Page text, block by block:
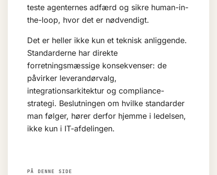
teste agenternes adfærd og sikre human-in-
the-loop, hvor det er nødvendigt.
Det er heller ikke kun et teknisk anliggende.
Standarderne har direkte
forretningsmæssige konsekvenser: de
påvirker leverandørvalg,
integrationsarkitektur og compliance-
strategi. Beslutningen om hvilke standarder
man følger, hører derfor hjemme i ledelsen,
ikke kun i IT-afdelingen.
PÅ DENNE SIDE